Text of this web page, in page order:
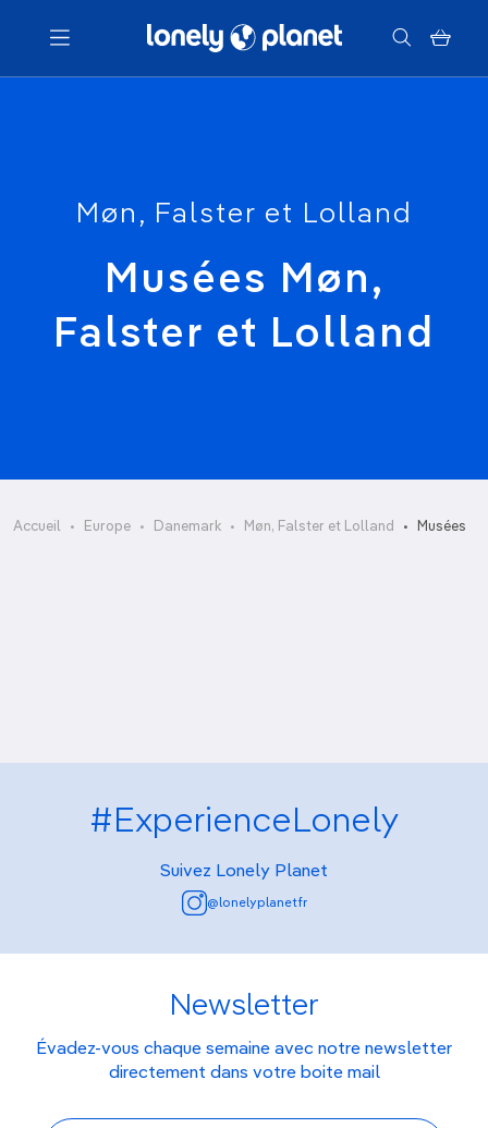
Menu
Møn, Falster et Lolland
Musées Møn,
Falster et Lolland
Accueil Europe Danemark Møn, Falster et Lolland Musées
Falsters Minder
#ExperienceLonely
Suivez Lonely Planet
@lonelyplanetfr
Newsletter
Évadez-vous chaque semaine avec notre newsletter
directement dans votre boite mail